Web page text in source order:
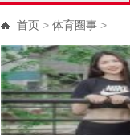
首页 > 体育圈事 >